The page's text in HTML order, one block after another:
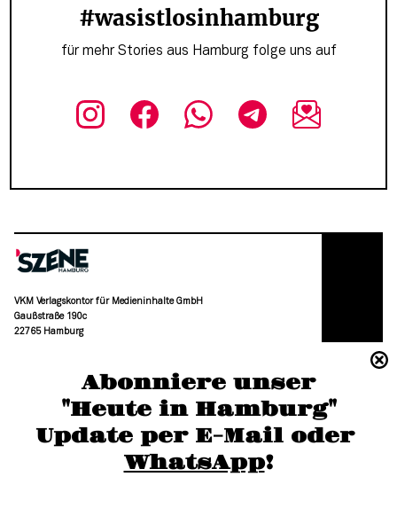
Abonniere unser
"Heute in Hamburg"
Update per E-Mail oder
WhatsApp!
#wasistlosinhamburg
für mehr Stories aus Hamburg folge uns auf
VKM Verlagskontor für Medieninhalte GmbH
Gaußstraße 190c
22765 Hamburg
moc.grubmah-enezs@ofni